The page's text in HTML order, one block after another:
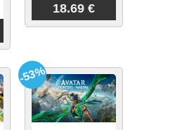
18.69 €
-53%